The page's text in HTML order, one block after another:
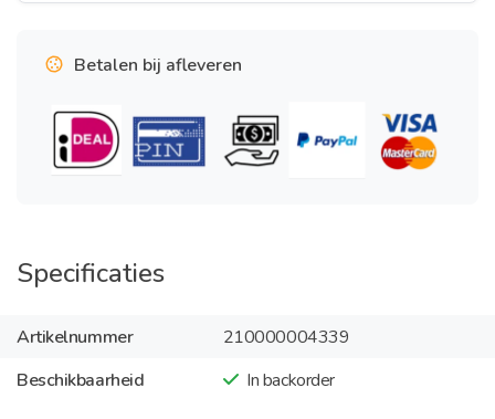
Betalen bij afleveren
Specificaties
Artikelnummer
210000004339
Beschikbaarheid
In backorder